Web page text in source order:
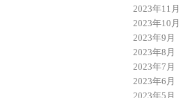
2023年11月
2023年10月
2023年9月
2023年8月
2023年7月
2023年6月
2023年5月